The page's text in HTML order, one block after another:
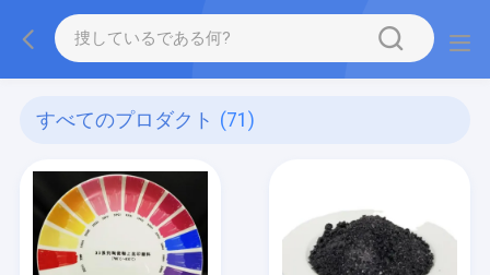
すべてのプロダクト (71)